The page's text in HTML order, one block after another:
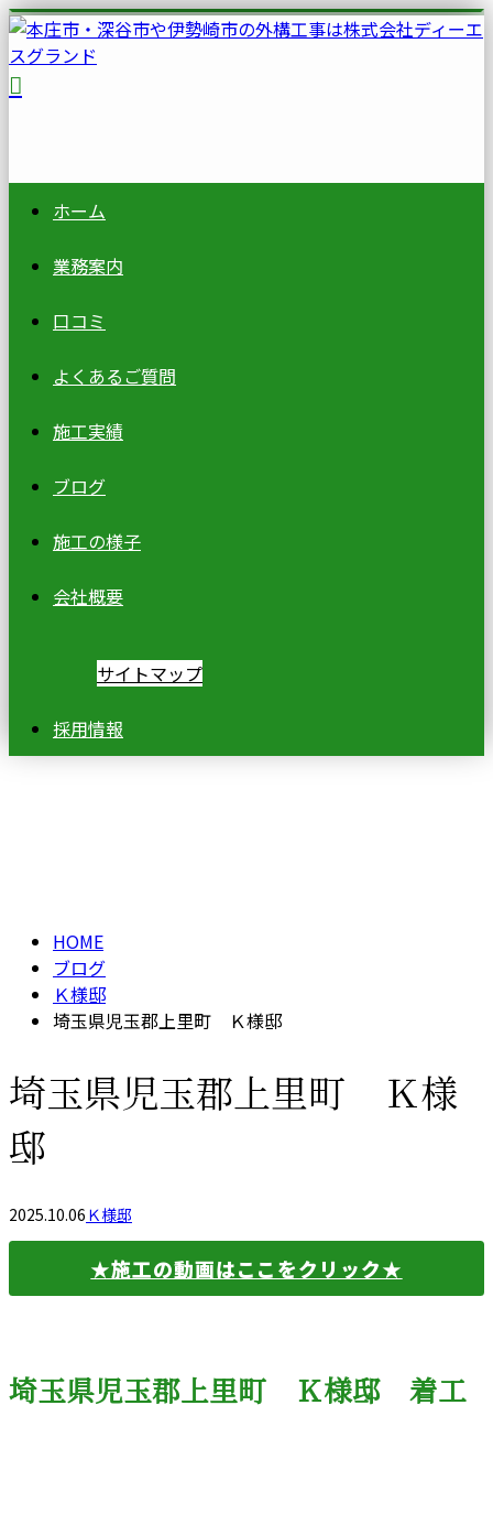
ホーム
業務案内
口コミ
よくあるご質問
施工実績
ブログ
施工の様子
会社概要
サイトマップ
採用情報
HOME
ブログ
Ｋ様邸
埼玉県児玉郡上里町 Ｋ様邸
埼玉県児玉郡上里町 Ｋ様
邸
2025.10.06 Ｋ様邸
★施工の動画はここをクリック★
埼玉県児玉郡上里町 Ｋ様邸 着工